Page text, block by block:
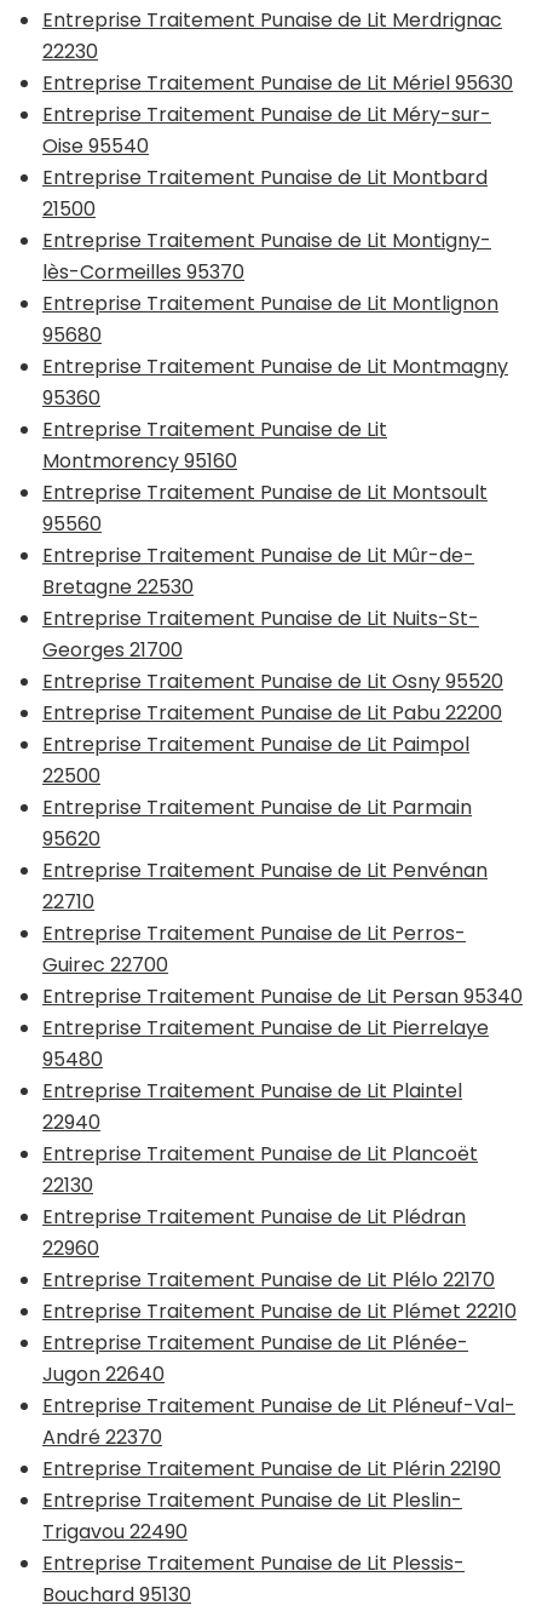
Entreprise Traitement Punaise de Lit Merdrignac
22230
Entreprise Traitement Punaise de Lit Mériel 95630
Entreprise Traitement Punaise de Lit Méry-sur-
Oise 95540
Entreprise Traitement Punaise de Lit Montbard
21500
Entreprise Traitement Punaise de Lit Montigny-
lès-Cormeilles 95370
Entreprise Traitement Punaise de Lit Montlignon
95680
Entreprise Traitement Punaise de Lit Montmagny
95360
Entreprise Traitement Punaise de Lit
Montmorency 95160
Entreprise Traitement Punaise de Lit Montsoult
95560
Entreprise Traitement Punaise de Lit Mûr-de-
Bretagne 22530
Entreprise Traitement Punaise de Lit Nuits-St-
Georges 21700
Entreprise Traitement Punaise de Lit Osny 95520
Entreprise Traitement Punaise de Lit Pabu 22200
Entreprise Traitement Punaise de Lit Paimpol
22500
Entreprise Traitement Punaise de Lit Parmain
95620
Entreprise Traitement Punaise de Lit Penvénan
22710
Entreprise Traitement Punaise de Lit Perros-
Guirec 22700
Entreprise Traitement Punaise de Lit Persan 95340
Entreprise Traitement Punaise de Lit Pierrelaye
95480
Entreprise Traitement Punaise de Lit Plaintel
22940
Entreprise Traitement Punaise de Lit Plancoët
22130
Entreprise Traitement Punaise de Lit Plédran
22960
Entreprise Traitement Punaise de Lit Plélo 22170
Entreprise Traitement Punaise de Lit Plémet 22210
Entreprise Traitement Punaise de Lit Plénée-
Jugon 22640
Entreprise Traitement Punaise de Lit Pléneuf-Val-
André 22370
Entreprise Traitement Punaise de Lit Plérin 22190
Entreprise Traitement Punaise de Lit Pleslin-
Trigavou 22490
Entreprise Traitement Punaise de Lit Plessis-
Bouchard 95130